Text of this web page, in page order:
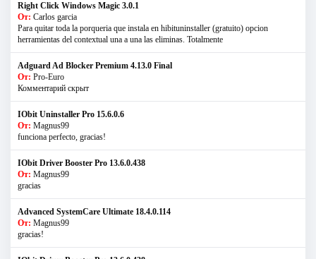
Right Click Windows Magic 3.0.1
От: Carlos garcia
Para quitar toda la porqueria que instala en hibituninstaller (gratuito) opcion
herramientas del contextual una a una las eliminas. Totalmente
Adguard Ad Blocker Premium 4.13.0 Final
От: Pro-Euro
Комментарий скрыт
IObit Uninstaller Pro 15.6.0.6
От: Magnus99
funciona perfecto, gracias!
IObit Driver Booster Pro 13.6.0.438
От: Magnus99
gracias
Advanced SystemCare Ultimate 18.4.0.114
От: Magnus99
gracias!